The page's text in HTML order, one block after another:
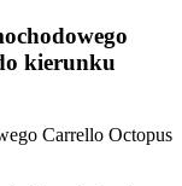
kierunku